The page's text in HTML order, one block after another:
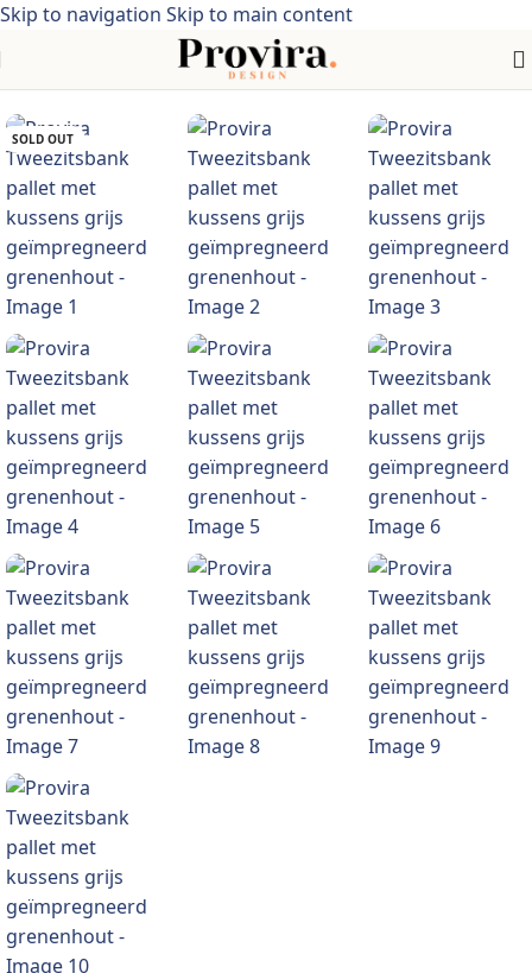
Skip to navigation Skip to main content
>tuinmeubelen > tuinsets > Geïmpregneerd grenenhout
SOLD OUT